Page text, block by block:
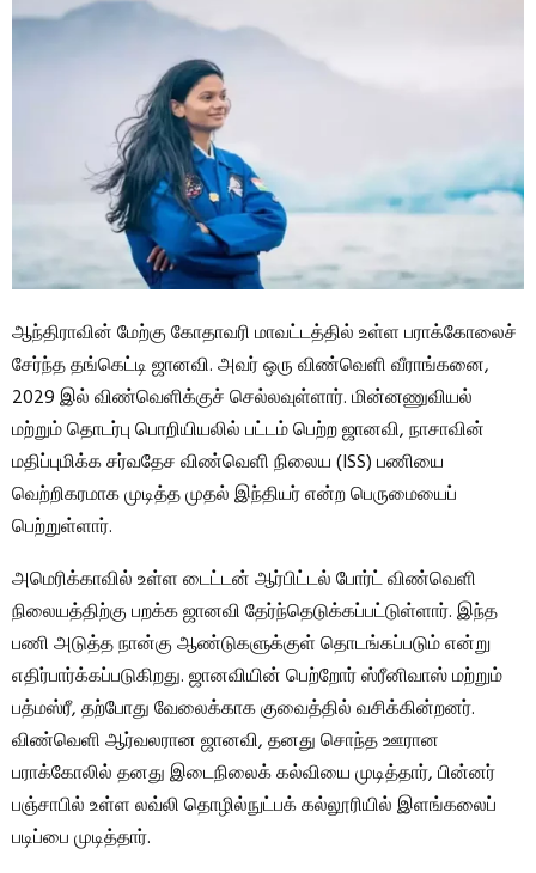
ஆந்திராவின் மேற்கு கோதாவரி மாவட்டத்தில் உள்ள பராக்கோலைச்
சேர்ந்த தங்கெட்டி ஜானவி. அவர் ஒரு விண்வெளி வீராங்கனை,
2029 இல் விண்வெளிக்குச் செல்லவுள்ளார். மின்னணுவியல்
மற்றும் தொடர்பு பொறியியலில் பட்டம் பெற்ற ஜானவி, நாசாவின்
மதிப்புமிக்க சர்வதேச விண்வெளி நிலைய (ISS) பணியை
வெற்றிகரமாக முடித்த முதல் இந்தியர் என்ற பெருமையைப்
பெற்றுள்ளார்.
அமெரிக்காவில் உள்ள டைட்டன் ஆர்பிட்டல் போர்ட் விண்வெளி
நிலையத்திற்கு பறக்க ஜானவி தேர்ந்தெடுக்கப்பட்டுள்ளார். இந்த
பணி அடுத்த நான்கு ஆண்டுகளுக்குள் தொடங்கப்படும் என்று
எதிர்பார்க்கப்படுகிறது. ஜானவியின் பெற்றோர் ஸ்ரீனிவாஸ் மற்றும்
பத்மஸ்ரீ, தற்போது வேலைக்காக குவைத்தில் வசிக்கின்றனர்.
விண்வெளி ஆர்வலரான ஜானவி, தனது சொந்த ஊரான
பராக்கோலில் தனது இடைநிலைக் கல்வியை முடித்தார், பின்னர்
பஞ்சாபில் உள்ள லவ்லி தொழில்நுட்பக் கல்லூரியில் இளங்கலைப்
படிப்பை முடித்தார்.